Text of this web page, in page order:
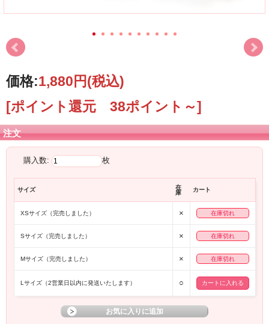
価格:1,880円(税込)
[ポイント還元 38ポイント～]
注文
購入数: 枚
サイズ
在
庫
カート
XSサイズ（完売しました） × 在庫切れ
Sサイズ（完売しました） × 在庫切れ
Mサイズ（完売しました） × 在庫切れ
Lサイズ（2営業日以内に発送いたします） ○